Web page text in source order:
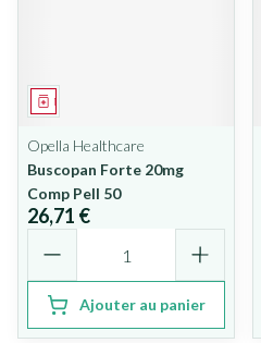
Médicament
Opella Healthcare
Buscopan Forte 20mg
Comp Pell 50
26,71 €
Ajouter au panier